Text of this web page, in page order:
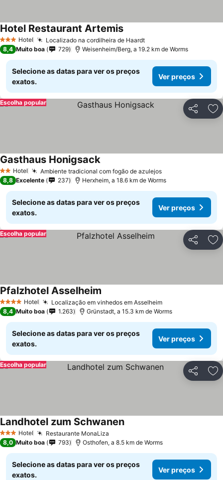
3 EstrelasHotel Localizado na cordilheira de Haardt
Hotel Restaurant Artemis
8,4 Muito boa 729 Weisenheim/Berg, a 19.2 km de Worms
Selecione as datas para ver os preços
exatos.
Ver preços
Partilhar
Escolha popular
2 Estrelas
Hotel Ambiente tradicional com fogão de azulejos
Gasthaus Honigsack
8,8 Excelente 237 Herxheim, a 18.6 km de Worms
Selecione as datas para ver os preços
exatos.
Ver preços
Partilhar
Escolha popular
4 EstrelasHotel Localização em vinhedos em Asselheim
Pfalzhotel Asselheim
8,4 Muito boa 1.263 Grünstadt, a 15.3 km de Worms
Selecione as datas para ver os preços
exatos.
Ver preços
Partilhar
Escolha popular
3 EstrelasHotel Restaurante MonaLiza
Landhotel zum Schwanen
8,0 Muito boa 793 Osthofen, a 8.5 km de Worms
Selecione as datas para ver os preços
exatos.
Ver preços